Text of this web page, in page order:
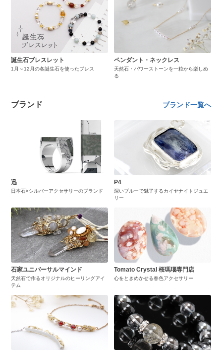
誕生石ブレスレット
1月～12月の各誕生石を使ったブレス
ペンダント・ネックレス
天然石・パワーストーンを一粒から楽しめ
る
ブランド ブランド一覧へ
迅
日本石×シルバーアクセサリーのブランド
P4
深いブルーで魅了するカイヤナイトジュエ
リー
石家ユニバーサルマインド
天然石で作るオリジナルのヒーリングアイ
テム
Tomato Crystal 桜瑪瑙専門店
心をときめかせる春色アクセサリー